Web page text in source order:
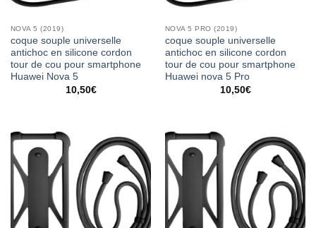
NOVA 5 (2019)
coque souple universelle
antichoc en silicone cordon
tour de cou pour smartphone
Huawei Nova 5
10,50€
NOVA 5 PRO (2019)
coque souple universelle
antichoc en silicone cordon
tour de cou pour smartphone
Huawei nova 5 Pro
10,50€